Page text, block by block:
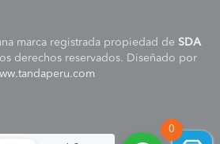
marca registrada propiedad de SDA
derechos reservados. Diseñado por
0